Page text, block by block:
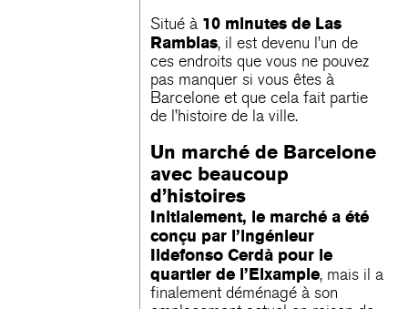
Situé à 10 minutes de Las
Ramblas, il est devenu l’un de
ces endroits que vous ne pouvez
pas manquer si vous êtes à
Barcelone et que cela fait partie
de l’histoire de la ville.
Un marché de Barcelone
avec beaucoup
d’histoires
Initialement, le marché a été
conçu par l’ingénieur
Ildefonso Cerdà pour le
quartier de l’Eixample, mais il a
finalement déménagé à son